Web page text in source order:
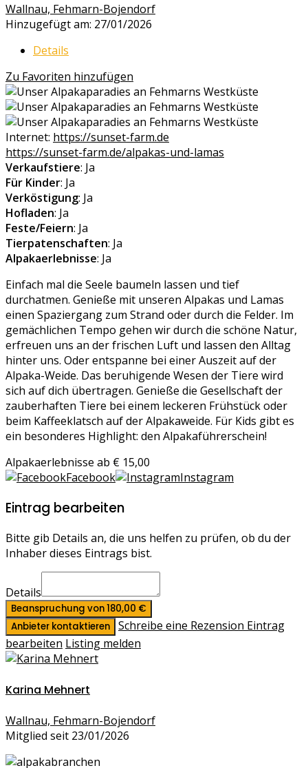
Wallnau, Fehmarn-Bojendorf
Hinzugefügt am: 27/01/2026
Details
Zu Favoriten hinzufügen
Internet: https://sunset-farm.de
https://sunset-farm.de/alpakas-und-lamas
Verkaufstiere: Ja
Für Kinder: Ja
Verköstigung: Ja
Hofladen: Ja
Feste/Feiern: Ja
Tierpatenschaften: Ja
Alpakaerlebnisse: Ja
Einfach mal die Seele baumeln lassen und tief
durchatmen. Genieße mit unseren Alpakas und Lamas
einen Spaziergang zum Strand oder durch die Felder. Im
gemächlichen Tempo gehen wir durch die schöne Natur,
erfreuen uns an der frischen Luft und lassen den Alltag
hinter uns. Oder entspanne bei einer Auszeit auf der
Alpaka-Weide. Das beruhigende Wesen der Tiere wird
sich auf dich übertragen. Genieße die Gesellschaft der
zauberhaften Tiere bei einem leckeren Frühstück oder
beim Kaffeeklatsch auf der Alpakaweide. Für Kids gibt es
ein besonderes Highlight: den Alpakaführerschein!
Alpakaerlebnisse ab € 15,00
Facebook
Instagram
Eintrag bearbeiten
Bitte gib Details an, die uns helfen zu prüfen, ob du der
Inhaber dieses Eintrags bist.
Details
Beanspruchung von 180,00 €
Anbieter kontaktieren
Schreibe eine Rezension Eintrag
bearbeiten Listing melden
Karina Mehnert
Wallnau, Fehmarn-Bojendorf
Mitglied seit 23/01/2026